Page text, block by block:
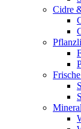
Cidre